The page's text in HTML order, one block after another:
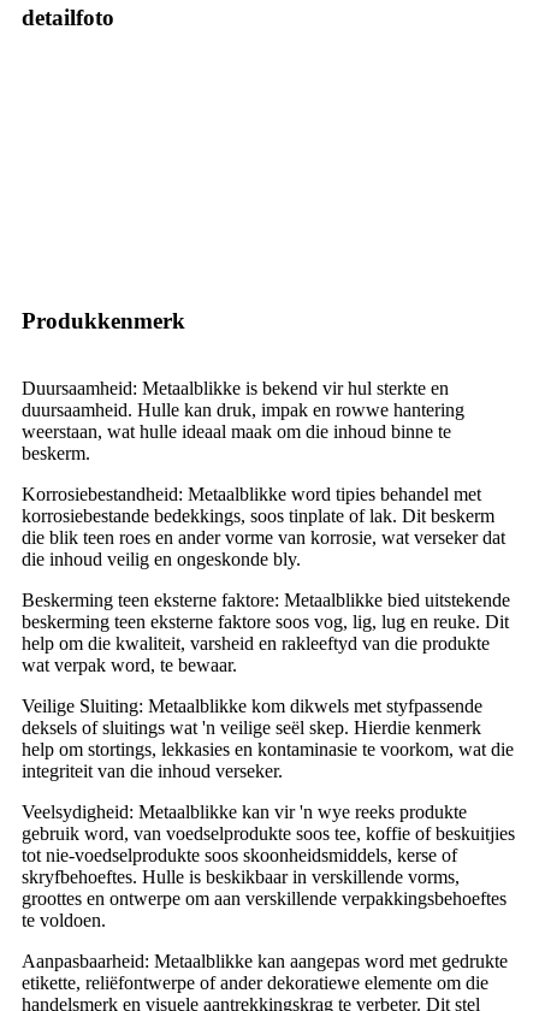
detailfoto
Produkkenmerk
Duursaamheid: Metaalblikke is bekend vir hul sterkte en
duursaamheid. Hulle kan druk, impak en rowwe hantering
weerstaan, wat hulle ideaal maak om die inhoud binne te
beskerm.
Korrosiebestandheid: Metaalblikke word tipies behandel met
korrosiebestande bedekkings, soos tinplate of lak. Dit beskerm
die blik teen roes en ander vorme van korrosie, wat verseker dat
die inhoud veilig en ongeskonde bly.
Beskerming teen eksterne faktore: Metaalblikke bied uitstekende
beskerming teen eksterne faktore soos vog, lig, lug en reuke. Dit
help om die kwaliteit, varsheid en rakleeftyd van die produkte
wat verpak word, te bewaar.
Veilige Sluiting: Metaalblikke kom dikwels met styfpassende
deksels of sluitings wat 'n veilige seël skep. Hierdie kenmerk
help om stortings, lekkasies en kontaminasie te voorkom, wat die
integriteit van die inhoud verseker.
Veelsydigheid: Metaalblikke kan vir 'n wye reeks produkte
gebruik word, van voedselprodukte soos tee, koffie of beskuitjies
tot nie-voedselprodukte soos skoonheidsmiddels, kerse of
skryfbehoeftes. Hulle is beskikbaar in verskillende vorms,
groottes en ontwerpe om aan verskillende verpakkingsbehoeftes
te voldoen.
Aanpasbaarheid: Metaalblikke kan aangepas word met gedrukte
etikette, reliëfontwerpe of ander dekoratiewe elemente om die
handelsmerk en visuele aantrekkingskrag te verbeter. Dit stel